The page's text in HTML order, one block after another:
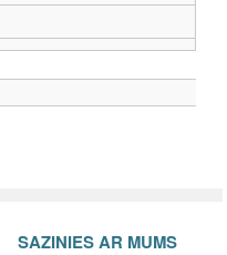
SAZINIES AR MUMS